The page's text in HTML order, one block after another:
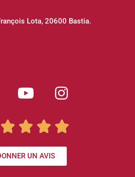
Lota, 20600 Bastia.
   
UN AVIS